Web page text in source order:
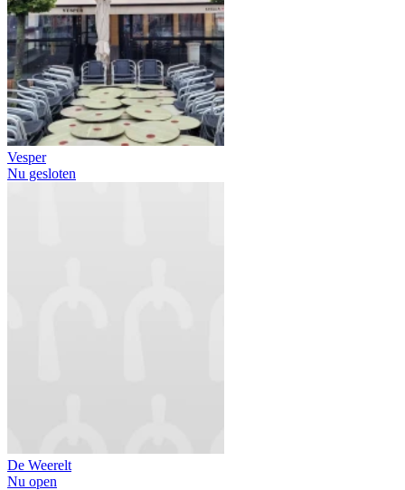
Vesper
Nu gesloten
De Weerelt
Nu open